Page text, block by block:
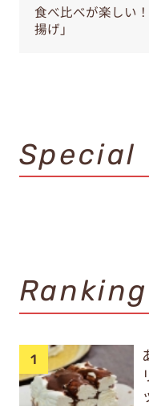
食べ比べが楽しい
揚げ」
Special
Ranking